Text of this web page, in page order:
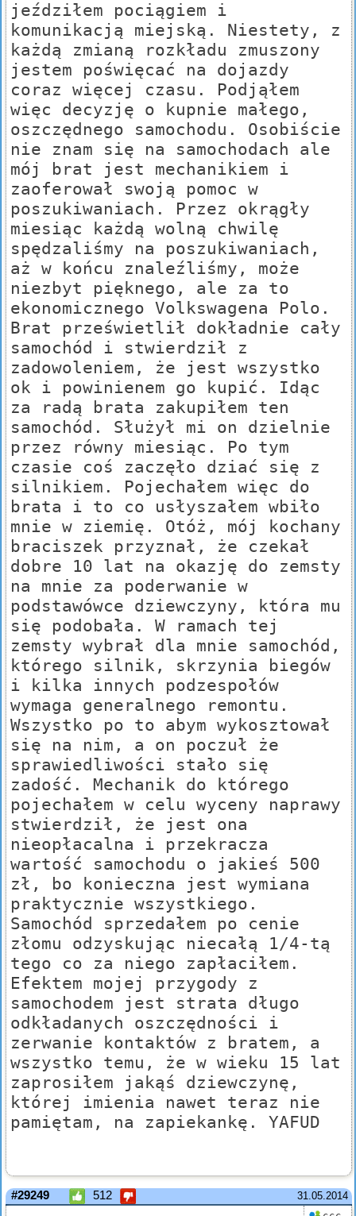
jeździłem pociągiem i
komunikacją miejską. Niestety, z
każdą zmianą rozkładu zmuszony
jestem poświęcać na dojazdy
coraz więcej czasu. Podjąłem
więc decyzję o kupnie małego,
oszczędnego samochodu. Osobiście
nie znam się na samochodach ale
mój brat jest mechanikiem i
zaoferował swoją pomoc w
poszukiwaniach. Przez okrągły
miesiąc każdą wolną chwilę
spędzaliśmy na poszukiwaniach,
aż w końcu znaleźliśmy, może
niezbyt pięknego, ale za to
ekonomicznego Volkswagena Polo.
Brat prześwietlił dokładnie cały
samochód i stwierdził z
zadowoleniem, że jest wszystko
ok i powinienem go kupić. Idąc
za radą brata zakupiłem ten
samochód. Służył mi on dzielnie
przez równy miesiąc. Po tym
czasie coś zaczęło dziać się z
silnikiem. Pojechałem więc do
brata i to co usłyszałem wbiło
mnie w ziemię. Otóż, mój kochany
braciszek przyznał, że czekał
dobre 10 lat na okazję do zemsty
na mnie za poderwanie w
podstawówce dziewczyny, która mu
się podobała. W ramach tej
zemsty wybrał dla mnie samochód,
którego silnik, skrzynia biegów
i kilka innych podzespołów
wymaga generalnego remontu.
Wszystko po to abym wykosztował
się na nim, a on poczuł że
sprawiedliwości stało się
zadość. Mechanik do którego
pojechałem w celu wyceny naprawy
stwierdził, że jest ona
nieopłacalna i przekracza
wartość samochodu o jakieś 500
zł, bo konieczna jest wymiana
praktycznie wszystkiego.
Samochód sprzedałem po cenie
złomu odzyskując niecałą 1/4-tą
tego co za niego zapłaciłem.
Efektem mojej przygody z
samochodem jest strata długo
odkładanych oszczędności i
zerwanie kontaktów z bratem, a
wszystko temu, że w wieku 15 lat
zaprosiłem jakąś dziewczynę,
której imienia nawet teraz nie
pamiętam, na zapiekankę. YAFUD
31.05.2014
#29249 512